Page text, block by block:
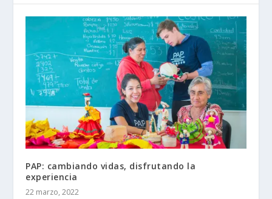
PAP: cambiando vidas, disfrutando la
experiencia
22 marzo, 2022